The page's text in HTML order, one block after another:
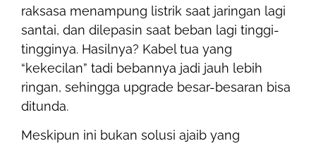
raksasa menampung listrik saat jaringan lagi
santai, dan dilepasin saat beban lagi tinggi-
tingginya. Hasilnya? Kabel tua yang
“kekecilan” tadi bebannya jadi jauh lebih
ringan, sehingga upgrade besar-besaran bisa
ditunda.
Meskipun ini bukan solusi ajaib yang